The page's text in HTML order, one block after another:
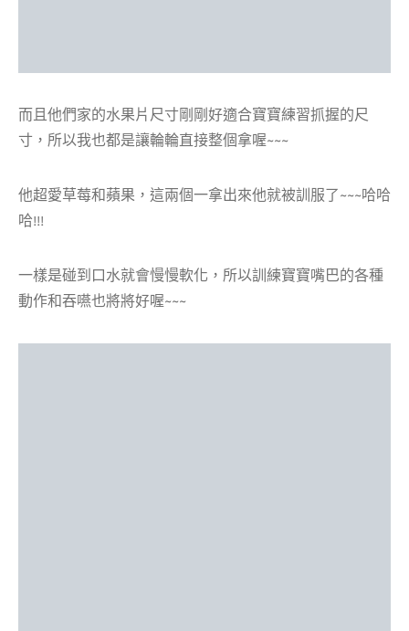
而且他們家的水果片尺寸剛剛好適合寶寶練習抓握的尺
寸，所以我也都是讓輪輪直接整個拿喔~~~
他超愛草莓和蘋果，這兩個一拿出來他就被訓服了~~~哈哈
哈!!!
一樣是碰到口水就會慢慢軟化，所以訓練寶寶嘴巴的各種
動作和吞嚥也將將好喔~~~